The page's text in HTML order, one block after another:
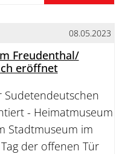
08.05.2023
Freudenthal/
eröffnet
Sudetendeutschen
- Heimatmuseum
Stadtmuseum im
der offenen Tür